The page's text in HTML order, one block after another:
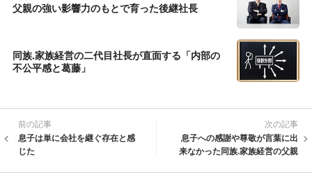
父親の強い影響力のもとで育った後継社長
同族.家族経営の二代目社長が直面する「内部の
不公平感と葛藤」
前の記事
息子は単に会社を継ぐ存在と感
じた
次の記事
息子への感謝や尊敬が言葉に出
来なかった同族.家族経営の父親